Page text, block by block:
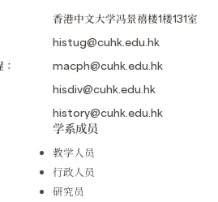
香港中文大学冯景禧楼1楼131室
histug@cuhk.edu.hk
macph@cuhk.edu.hk
hisdiv@cuhk.edu.hk
history@cuhk.edu.hk
学系成员
教学人员
行政人员
研究员